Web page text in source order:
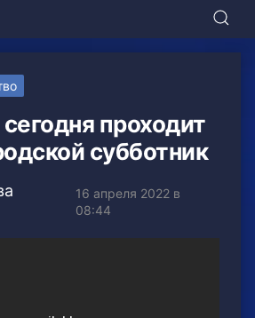
проходит
субботник
16 апреля 2022 в
08:44